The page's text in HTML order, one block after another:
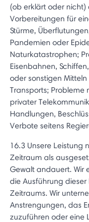
(ob erklärt oder
Vorbereitungen für
Stürme,
Pandemien oder
Naturkatastrophen;
Eisenbahnen,
oder sonstigen
Transports;
privater
Handlungen,
Verbote seitens
16.3 Unsere Leistung
Zeitraum als
Gewalt andauert. Wir
die Ausführung
Zeitraums. Wir
Anstrengungen, das
zuzuführen oder eine